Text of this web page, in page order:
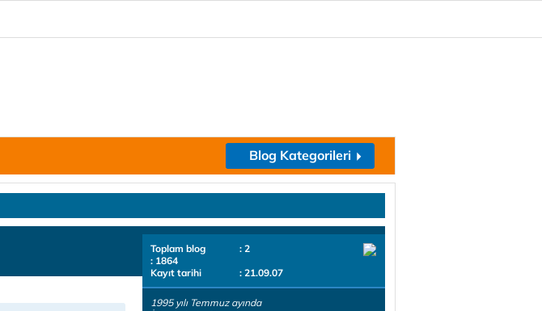
Blog Kategorileri
Toplam blog
: 2
: 1864
Kayıt tarihi
: 21.09.07
1995 yılı Temmuz ayında